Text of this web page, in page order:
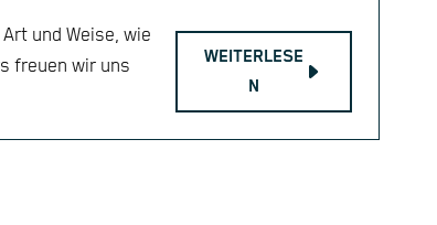
und Weise, wie
freuen wir uns
WEITERLESE
N